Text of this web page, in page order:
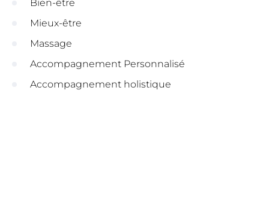
Bien-être
Mieux-être
Massage
Accompagnement Personnalisé
Accompagnement holistique